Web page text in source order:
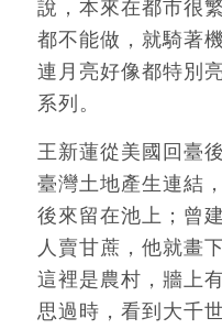
說，本來在都市很
都不能做，就騎著
連月亮好像都特別
系列。
王新蓮從美國回臺
臺灣土地產生連結
後來留在池上；曾
人賣甘蔗，他就畫
這裡是農村，牆上
思過時，看到大千